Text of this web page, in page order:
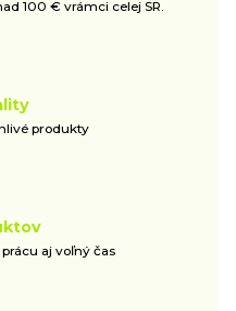
100 € vrámci celej SR.
produkty
aj voľný čas